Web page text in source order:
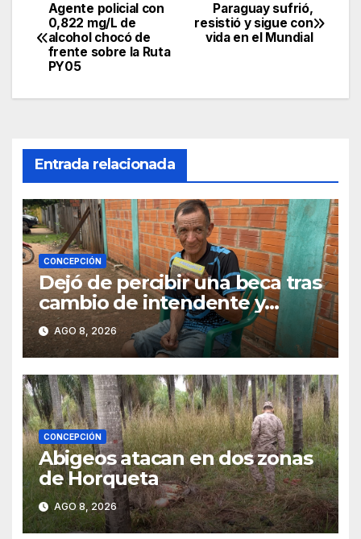
Navegación
de
Paraguay sufrió,
resistió y sigue con
vida en el Mundial
Agente policial con
0,822 mg/L de
alcohol chocó de
frente sobre la Ruta
PY05
Entrada relacionada
CONCEPCIÓN
Dejó de percibir una beca tras
cambio de intendente y
ahora vende caramelos para
subsistir
AGO 8, 2026
CONCEPCIÓN
Abigeos atacan en dos zonas
de Horqueta
AGO 8, 2026